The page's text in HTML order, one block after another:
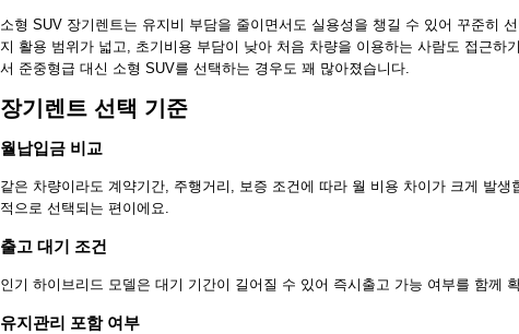
소형 SUV 장기렌트는 유지비 부담을 줄이면서도 실용성을 챙길 수 있어 꾸준히
지 활용 범위가 넓고, 초기비용 부담이 낮아 처음 차량을 이용하는 사람도 접근하
서 준중형급 대신 소형 SUV를 선택하는 경우도 꽤 많아졌습니다.
장기렌트 선택 기준
월납입금 비교
같은 차량이라도 계약기간, 주행거리, 보증 조건에 따라 월 비용 차이가 크게 발
적으로 선택되는 편이에요.
출고 대기 조건
인기 하이브리드 모델은 대기 기간이 길어질 수 있어 즉시출고 가능 여부를 함께
유지관리 포함 여부